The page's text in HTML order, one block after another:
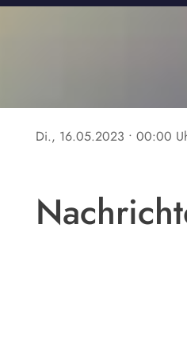
Di., 16.05.2023 • 00:00